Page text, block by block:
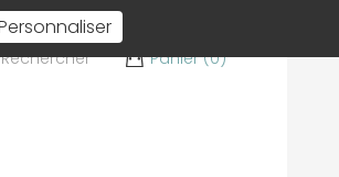
Rechercher Panier (0)